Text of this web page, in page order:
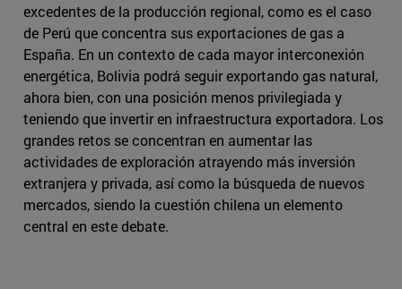
excedentes de la producción regional, como es el caso
de Perú que concentra sus exportaciones de gas a
España. En un contexto de cada mayor interconexión
energética, Bolivia podrá seguir exportando gas natural,
ahora bien, con una posición menos privilegiada y
teniendo que invertir en infraestructura exportadora. Los
grandes retos se concentran en aumentar las
actividades de exploración atrayendo más inversión
extranjera y privada, así como la búsqueda de nuevos
mercados, siendo la cuestión chilena un elemento
central en este debate.